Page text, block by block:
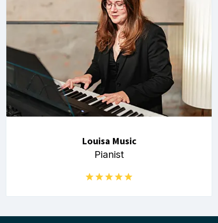
Louisa Music
Pianist